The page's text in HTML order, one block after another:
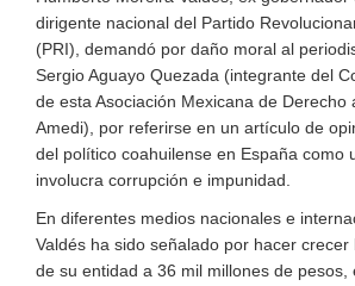
dirigente nacional del Partido
(PRI), demandó por daño moral al
Sergio Aguayo Quezada (integrante del
de esta Asociación Mexicana de Derecho
Amedi), por referirse en un artículo de
del político coahuilense en España como
involucra corrupción e impunidad.
En diferentes medios nacionales e
Valdés ha sido señalado por hacer crecer
de su entidad a 36 mil millones de pesos,